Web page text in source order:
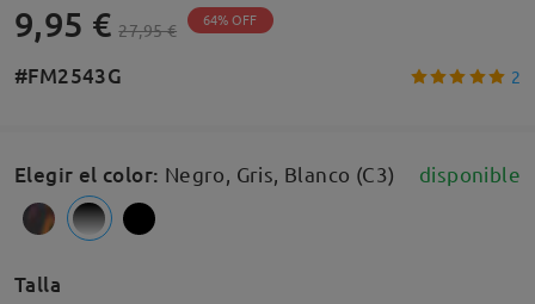
9,95 € 27,95 € 64% OFF
#FM2543G 2
Elegir el color: Negro, Gris, Blanco (C3) disponible
Talla